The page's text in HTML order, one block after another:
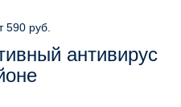
590 руб.
антивирус